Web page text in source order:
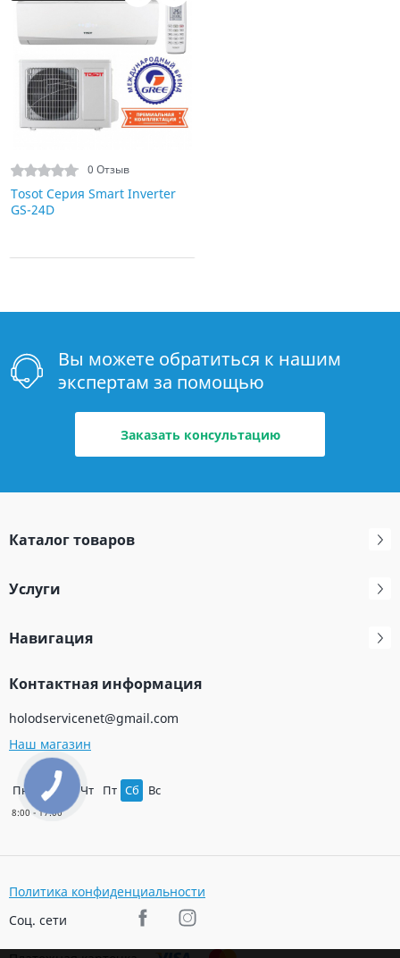
0 Отзыв
Tosot Серия Smart Inverter
GS-24D
Вы можете обратиться к нашим
экспертам за помощью
Заказать консультацию
Каталог товаров
Услуги
Навигация
Контактная информация
holodservicenet@gmail.com
Наш магазин
Пн Вт Ср Чт Пт Сб Вс
Политика конфиденциальности
Соц. сети